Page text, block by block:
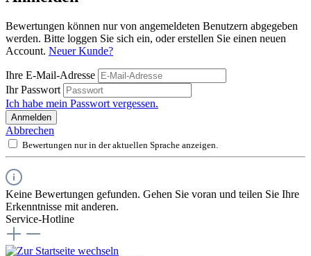
Bewertungen können nur von angemeldeten Benutzern abgegeben
werden. Bitte loggen Sie sich ein, oder erstellen Sie einen neuen
Account. Neuer Kunde?
Ihre E-Mail-Adresse
Ihr Passwort
Ich habe mein Passwort vergessen.
Anmelden
Abbrechen
Bewertungen nur in der aktuellen Sprache anzeigen.
Keine Bewertungen gefunden. Gehen Sie voran und teilen Sie Ihre
Erkenntnisse mit anderen.
Service-Hotline